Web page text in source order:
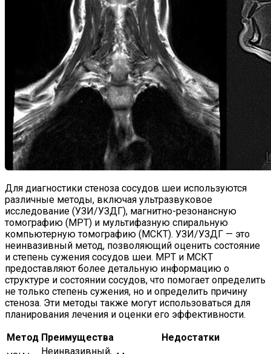
Для диагностики стеноза сосудов шеи используются
различные методы, включая ультразвуковое
исследование (УЗИ/УЗДГ), магнитно-резонансную
томографию (МРТ) и мультифазную спиральную
компьютерную томографию (МСКТ). УЗИ/УЗДГ — это
неинвазивный метод, позволяющий оценить состояние
и степень сужения сосудов шеи. МРТ и МСКТ
предоставляют более детальную информацию о
структуре и состоянии сосудов, что помогает определить
не только степень сужения, но и определить причину
стеноза. Эти методы также могут использоваться для
планирования лечения и оценки его эффективности.
Метод Преимущества
Недостатки
Неинвазивный,